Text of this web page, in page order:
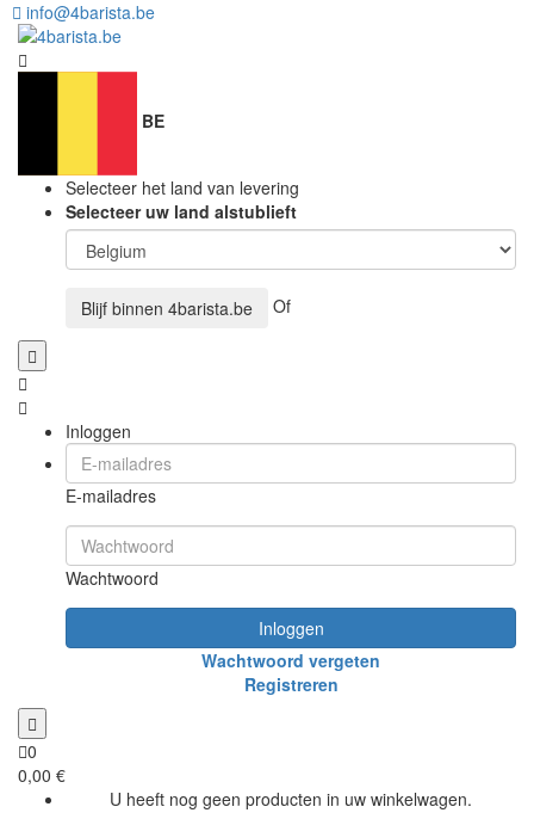
info@4barista.be
BE
Selecteer het land van levering
Selecteer uw land alstublieft
Blijf binnen 4barista.be Of
Inloggen
E-mailadres
Wachtwoord
Inloggen
Wachtwoord vergeten
Registreren
0
0,00 €
U heeft nog geen producten in uw winkelwagen.